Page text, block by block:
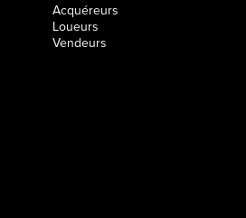
Acquéreurs
Loueurs
Vendeurs